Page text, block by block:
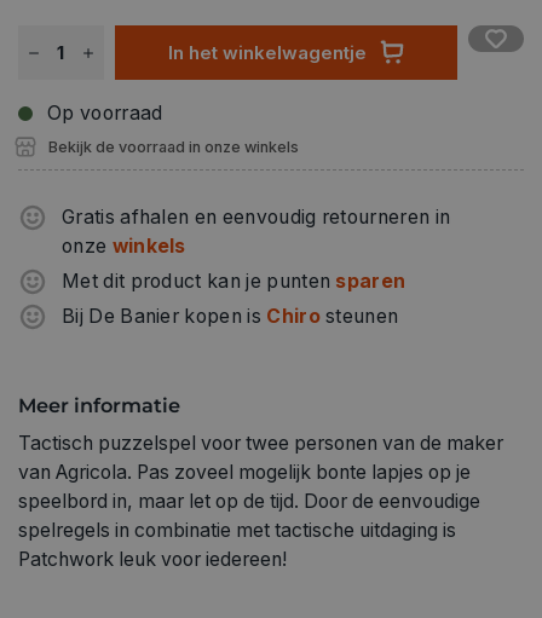
In het winkelwagentje
Op voorraad
Bekijk de voorraad in onze winkels
Gratis afhalen en eenvoudig retourneren in
onze winkels
Met dit product kan je punten sparen
Bij De Banier kopen is Chirosteunen
Meer informatie
Tactisch puzzelspel voor twee personen van de maker
van Agricola. Pas zoveel mogelijk bonte lapjes op je
speelbord in, maar let op de tijd. Door de eenvoudige
spelregels in combinatie met tactische uitdaging is
Patchwork leuk voor iedereen!